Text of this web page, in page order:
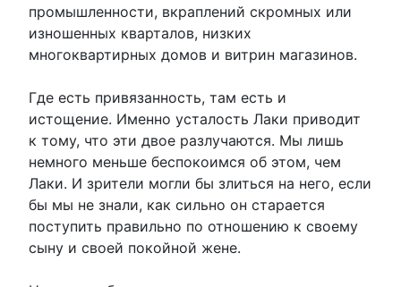
промышленности, вкраплений скромных или
изношенных кварталов, низких
многоквартирных домов и витрин магазинов.
Где есть привязанность, там есть и
истощение. Именно усталость Лаки приводит
к тому, что эти двое разлучаются. Мы лишь
немного меньше беспокоимся об этом, чем
Лаки. И зрители могли бы злиться на него, если
бы мы не знали, как сильно он старается
поступить правильно по отношению к своему
сыну и своей покойной жене.